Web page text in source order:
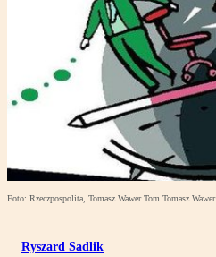
Foto: Rzeczpospolita, Tomasz Wawer Tom Tomasz Wawer
Ryszard Sadlik